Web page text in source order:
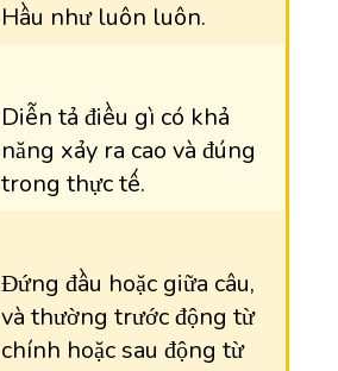
Hầu như luôn luôn.
Diễn tả điều gì có khả
năng xảy ra cao và đúng
trong thực tế.
Đứng đầu hoặc giữa câu,
và thường trước động từ
chính hoặc sau động từ